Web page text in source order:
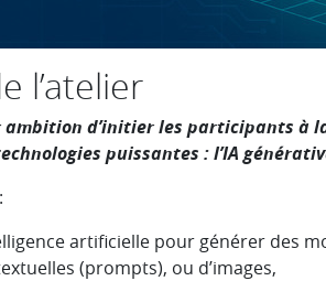
l’atelier
ambition d’initier les participants à
puissantes : l’IA
artificielle pour générer des
(prompts), ou d’images,